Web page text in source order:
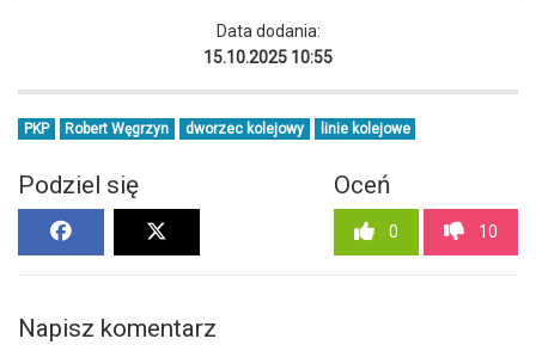
Data dodania:
15.10.2025 10:55
PKP Robert Węgrzyn dworzec kolejowy linie kolejowe
Podziel się Oceń
0 10
Napisz komentarz